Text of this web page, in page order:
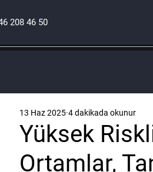
208 46 50
Yüksek
Ortamlar,
13 Haz 2025 4 dakikada okunur